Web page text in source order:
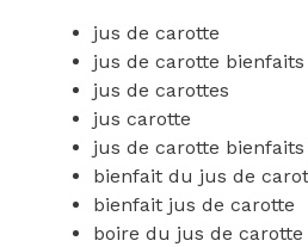
DU
JUS
CAROTTE
jus de carotte
jus de carotte bienfaits
jus de carottes
jus carotte
jus de carotte bienfaits
bienfait du jus de
bienfait jus de carotte
boire du jus de carotte